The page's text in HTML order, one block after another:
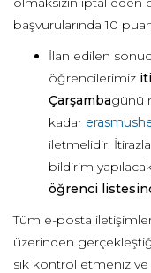
başvurularında 10
İlan edilen
öğrencilerimiz
Çarşambagünü
kadar
iletmelidir.
bildirim
öğrenci
Tüm e-posta
üzerinden
sık kontrol etmeniz